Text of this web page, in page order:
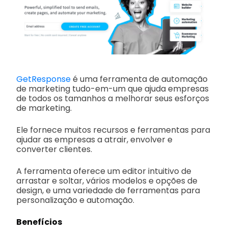
GetResponseé uma ferramenta de automação
de marketing tudo-em-um que ajuda empresas
de todos os tamanhos a melhorar seus esforços
de marketing.
Ele fornece muitos recursos e ferramentas para
ajudar as empresas a atrair, envolver e
converter clientes.
A ferramenta oferece um editor intuitivo de
arrastar e soltar, vários modelos e opções de
design, e uma variedade de ferramentas para
personalização e automação.
Benefícios